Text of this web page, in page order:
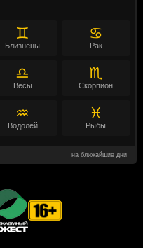
♊
Близнецы
♋
Рак
♎
Весы
♏
Скорпион
♒
Водолей
♓
Рыбы
на ближайшие дни